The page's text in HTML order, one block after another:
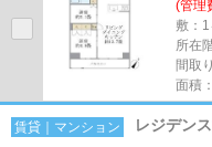
(管理
敷：
所在
間取
面積
賃貸｜マンション レジデン